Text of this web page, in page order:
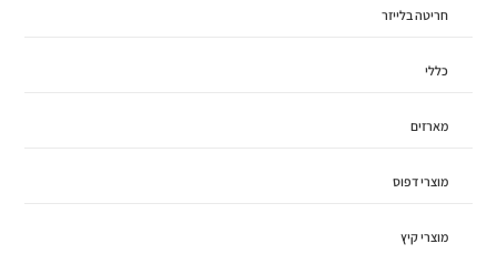
חריטה בלייזר
כללי
מארזים
מוצרי דפוס
מוצרי קיץ